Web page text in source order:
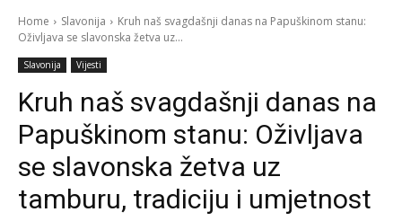
Home Slavonija
Kruh naš svagdašnji danas na Papuškinom stanu:
Oživljava se slavonska žetva uz...
Slavonija Vijesti
Kruh naš svagdašnji danas na
Papuškinom stanu: Oživljava
se slavonska žetva uz
tamburu, tradiciju i umjetnost